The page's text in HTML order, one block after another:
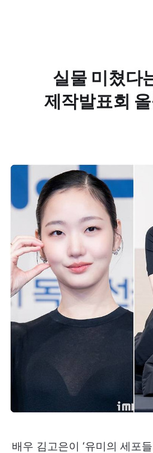
실물 미쳤다
제작발표회
배우 김고은이 ‘유미의 세포